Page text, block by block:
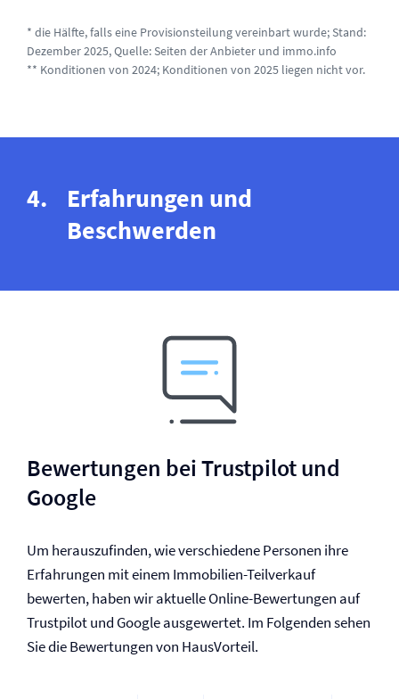
* die Hälfte, falls eine Provisionsteilung vereinbart wurde; Stand:
Dezember 2025, Quelle: Seiten der Anbieter und immo.info
** Konditionen von 2024; Konditionen von 2025 liegen nicht vor.
Erfahrungen und
Beschwerden
Bewertungen bei Trustpilot und
Google
Um herauszufinden, wie verschiedene Personen ihre
Erfahrungen mit einem Immobilien-Teilverkauf
bewerten, haben wir aktuelle Online-Bewertungen auf
Trustpilot und Google ausgewertet. Im Folgenden sehen
Sie die Bewertungen von HausVorteil.